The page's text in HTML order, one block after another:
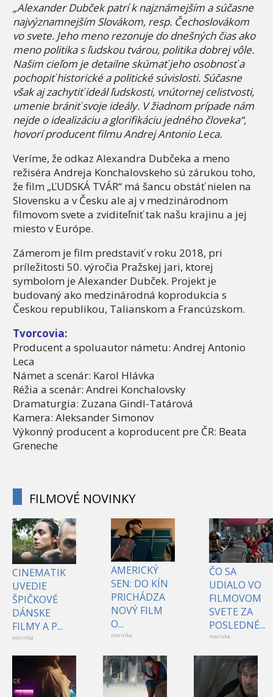
„Alexander Dubček patrí k najznámejším a súčasne
najvýznamnejším Slovákom, resp. Čechoslovákom
vo svete. Jeho meno rezonuje do dnešných čias ako
meno politika s ľudskou tvárou, politika dobrej vôle.
Našim cieľom je detailne skúmať jeho osobnosť a
pochopiť historické a politické súvislosti. Súčasne
však aj zachytiť ideál ľudskosti, vnútornej celistvosti,
umenie brániť svoje ideály. V žiadnom prípade nám
nejde o idealizáciu a glorifikáciu jedného človeka“,
hovorí producent filmu Andrej Antonio Leca.
Veríme, že odkaz Alexandra Dubčeka a meno
režiséra Andreja Konchalovskeho sú zárukou toho,
že film „ĽUDSKÁ TVÁR“ má šancu obstáť nielen na
Slovensku a v Česku ale aj v medzinárodnom
filmovom svete a zviditeľniť tak našu krajinu a jej
miesto v Európe.
Zámerom je film predstaviť v roku 2018, pri
príležitosti 50. výročia Pražskej jari, ktorej
symbolom je Alexander Dubček. Projekt je
budovaný ako medzinárodná koprodukcia s
Českou republikou, Talianskom a Francúzskom.
Tvorcovia:
Producent a spoluautor námetu: Andrej Antonio
Leca
Námet a scenár: Karol Hlávka
Réžia a scenár: Andrei Konchalovsky
Dramaturgia: Zuzana Gindl-Tatárová
Kamera: Aleksander Simonov
Výkonný producent a koproducent pre ČR: Beata
Greneche
FILMOVÉ NOVINKY
CINEMATIK
UVEDIE
ŠPIČKOVÉ
DÁNSKE
FILMY A P...
novinka
AMERICKÝ
SEN: DO KÍN
PRICHÁDZA
NOVÝ FILM
O...
novinka
ČO SA
UDIALO VO
FILMOVOM
SVETE ZA
POSLEDNÉ...
novinka